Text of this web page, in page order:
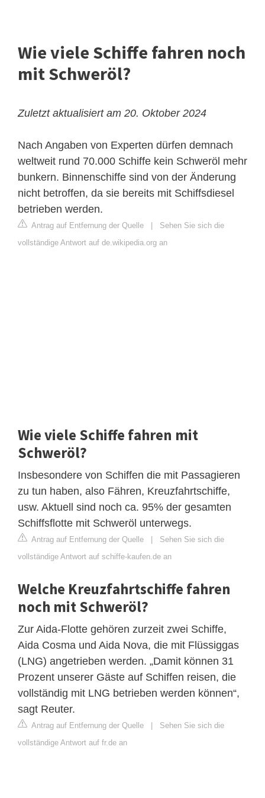
Wie viele Schiffe fahren noch
mit Schweröl?
Zuletzt aktualisiert am 20. Oktober 2024
Nach Angaben von Experten dürfen demnach
weltweit rund 70.000 Schiffe kein Schweröl mehr
bunkern. Binnenschiffe sind von der Änderung
nicht betroffen, da sie bereits mit Schiffsdiesel
betrieben werden.
Antrag auf Entfernung der Quelle
Sehen Sie sich die
vollständige Antwort auf de.wikipedia.org an
Wie viele Schiffe fahren mit
Schweröl?
Insbesondere von Schiffen die mit Passagieren
zu tun haben, also Fähren, Kreuzfahrtschiffe,
usw. Aktuell sind noch ca. 95% der gesamten
Schiffsflotte mit Schweröl unterwegs.
Antrag auf Entfernung der Quelle
Sehen Sie sich die
vollständige Antwort auf schiffe-kaufen.de an
Welche Kreuzfahrtschiffe fahren
noch mit Schweröl?
Zur Aida-Flotte gehören zurzeit zwei Schiffe,
Aida Cosma und Aida Nova, die mit Flüssiggas
(LNG) angetrieben werden. „Damit können 31
Prozent unserer Gäste auf Schiffen reisen, die
vollständig mit LNG betrieben werden können“,
sagt Reuter.
Antrag auf Entfernung der Quelle
Sehen Sie sich die
vollständige Antwort auf fr.de an